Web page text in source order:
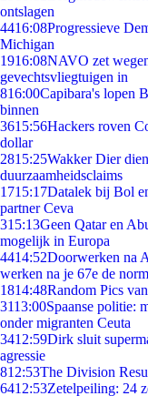
ontslagen
4416:08Progressieve
Michigan
1916:08NAVO zet
gevechtsvliegtuigen in
816:00Capibara's lopen
binnen
3615:56Hackers roven
dollar
2815:25Wakker Dier
duurzaamheidsclaims
1715:17Datalek bij Bol
partner Ceva
315:13Geen Qatar en
mogelijk in Europa
4414:52Doorwerken na
werken na je 67e de
1814:48Random Pics
3113:00Spaanse politie:
onder migranten Ceuta
3412:59Dirk sluit
agressie
812:53The Division
6412:53Zetelpeiling: 24